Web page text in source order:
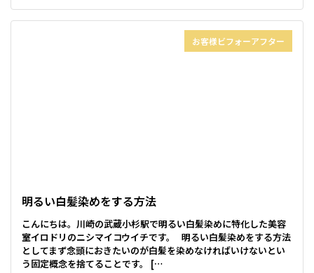
お客様ビフォーアフター
明るい白髪染めをする方法
こんにちは。川崎の武蔵小杉駅で明るい白髪染めに特化した美容
室イロドリのニシマイコウイチです。 明るい白髪染めをする方法
としてまず念頭におきたいのが白髪を染めなければいけないとい
う固定概念を捨てることです。 […